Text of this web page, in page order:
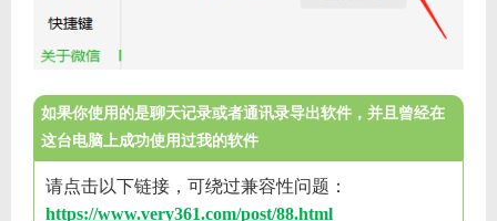
如果你使用的是聊天记录或者通讯录导出软件，并且曾经在
这台电脑上成功使用过我的软件
请点击以下链接，可绕过兼容性问题：
https://www.very361.com/post/88.html